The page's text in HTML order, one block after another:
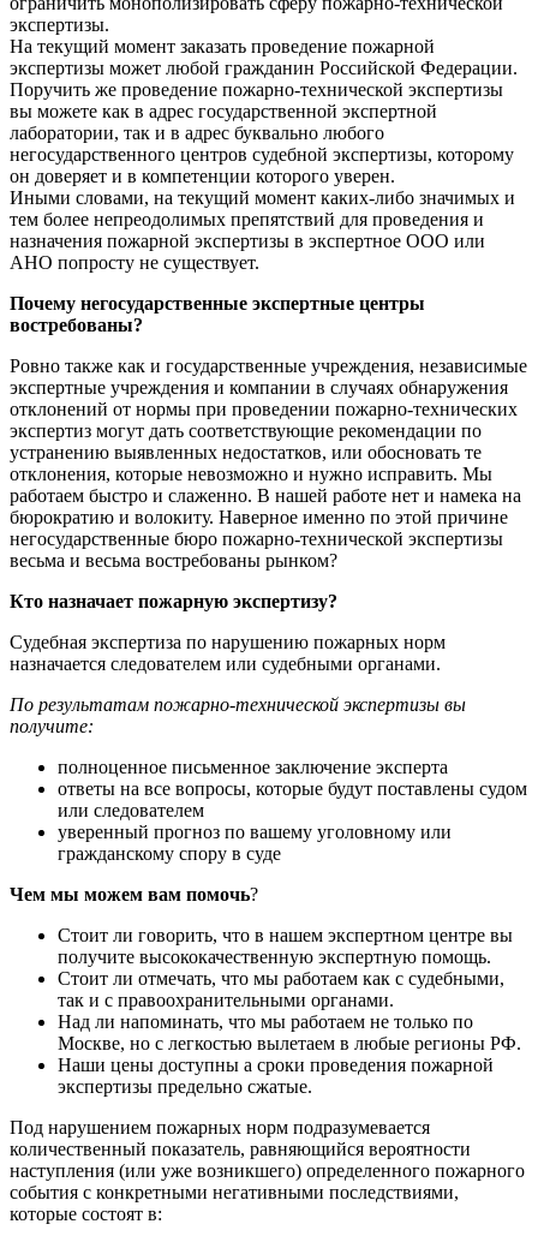
экспертизы.
На текущий момент заказать проведение пожарной
экспертизы может любой гражданин Российской Федерации.
Поручить же проведение пожарно-технической экспертизы
вы можете как в адрес государственной экспертной
лаборатории, так и в адрес буквально любого
негосударственного центров судебной экспертизы, которому
он доверяет и в компетенции которого уверен.
Иными словами, на текущий момент каких-либо значимых и
тем более непреодолимых препятствий для проведения и
назначения пожарной экспертизы в экспертное ООО или
АНО попросту не существует.
Почему негосударственные экспертные центры
востребованы?
Ровно также как и государственные учреждения, независимые
экспертные учреждения и компании в случаях обнаружения
отклонений от нормы при проведении пожарно-технических
экспертиз могут дать соответствующие рекомендации по
устранению выявленных недостатков, или обосновать те
отклонения, которые невозможно и нужно исправить. Мы
работаем быстро и слаженно. В нашей работе нет и намека на
бюрократию и волокиту. Наверное именно по этой причине
негосударственные бюро пожарно-технической экспертизы
весьма и весьма востребованы рынком?
Кто назначает пожарную экспертизу?
Судебная экспертиза по нарушению пожарных норм
назначается следователем или судебными органами.
По результатам пожарно-технической экспертизы вы
получите:
полноценное письменное заключение эксперта
ответы на все вопросы, которые будут поставлены судом
или следователем
уверенный прогноз по вашему уголовному или
гражданскому спору в суде
Чем мы можем вам помочь?
Стоит ли говорить, что в нашем экспертном центре вы
получите высококачественную экспертную помощь.
Стоит ли отмечать, что мы работаем как с судебными,
так и с правоохранительными органами.
Над ли напоминать, что мы работаем не только по
Москве, но с легкостью вылетаем в любые регионы РФ.
Наши цены доступны а сроки проведения пожарной
экспертизы предельно сжатые.
Под нарушением пожарных норм подразумевается
количественный показатель, равняющийся вероятности
наступления (или уже возникшего) определенного пожарного
события с конкретными негативными последствиями,
которые состоят в: